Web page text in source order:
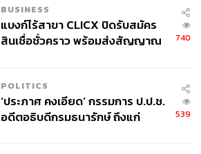
BUSINESS
แบงก์ไร้สาขา CLICX ปิดรับสมัคร
สินเชื่อชั่วคราว พร้อมส่งสัญญาณ
740
POLITICS
‘ประภาศ คงเอียด’ กรรมการ ป.ป.ช.
อดีตอธิบดีกรมธนารักษ์ ถึงแก่
539